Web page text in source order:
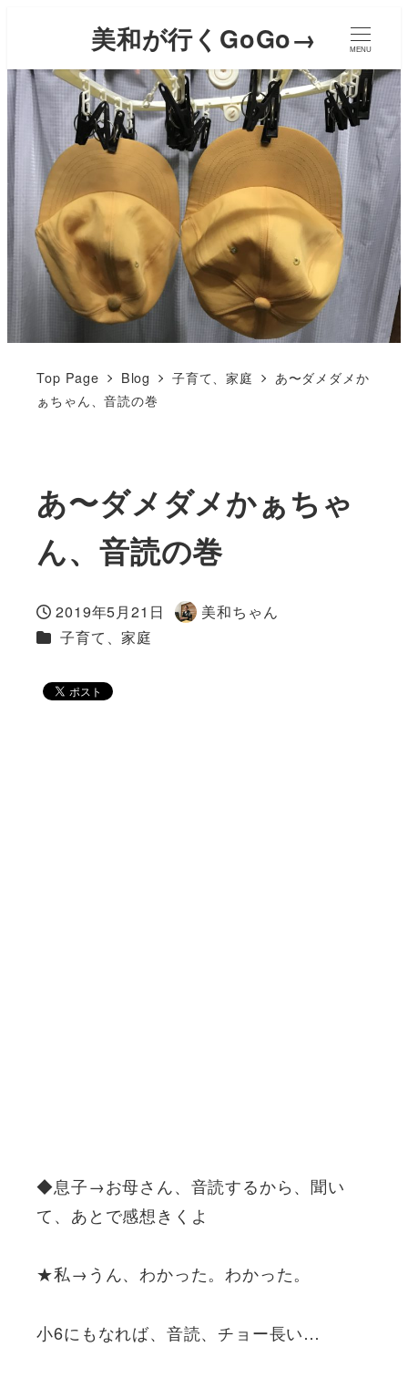
美和が行くGoGo→ MENU
Top Page Blog 子育て、家庭
あ〜ダメダメか
ぁちゃん、音読の巻
あ〜ダメダメかぁちゃ
ん、音読の巻
投稿日
2019年5月21日
著
美和ちゃん
カテゴリー
子育て、家庭
◆息子→お母さん、音読するから、聞い
て、あとで感想きくよ
★私→うん、わかった。わかった。
小6にもなれば、音読、チョー長い…